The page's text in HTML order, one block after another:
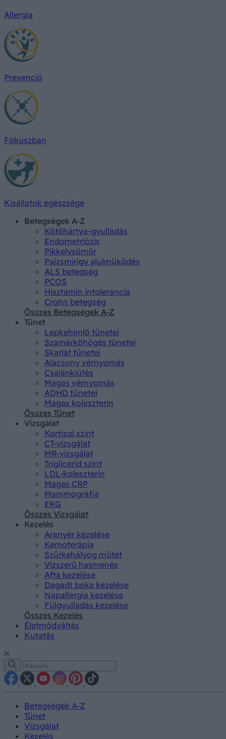
Allergia
Prevenció
Fókuszban
Kisállatok egészsége
Betegségek A-Z
Kötőhártya-gyulladás
Endometriózis
Pikkelysömör
Pajzsmirigy alulműködés
ALS betegség
PCOS
Hisztamin intolerancia
Crohn betegség
Összes Betegségek A-Z
Tünet
Lepkehimlő tünetei
Szamárköhögés tünetei
Skarlát tünetei
Alacsony vérnyomás
Csalánkiütés
Magas vérnyomás
ADHD tünetei
Magas koleszterin
Összes Tünet
Vizsgálat
Kortizol szint
CT-vizsgálat
MR-vizsgálat
Triglicerid szint
LDL-koleszterin
Magas CRP
Mammográfia
EKG
Összes Vizsgálat
Kezelés
Aranyér kezelése
Kemoterápia
Szürkehályog műtét
Vízszerű hasmenés
Afta kezelése
Dagadt boka kezelése
Napallergia kezelése
Fülgyulladás kezelése
Összes Kezelés
Életmódváltás
Kutatás
Betegségek A-Z
Tünet
Vizsgálat
Kezelés